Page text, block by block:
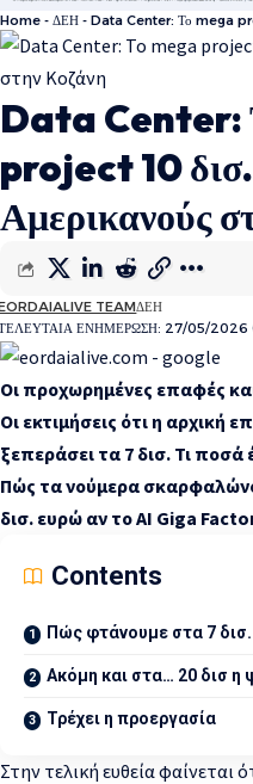
Home - ΔΕΗ - Data Center: Το mega
Data Center:
project 10
Αμερικανούς
ΕΝΗΜΈΡΩΣΗ: 27/05/2026
TEAMΔΕΗ
Οι προχωρημένες επαφές
Οι εκτιμήσεις ότι η αρχική
ξεπεράσει τα 7 δισ. Τι ποσά
Πώς τα νούμερα
δισ. ευρώ αν το AI Giga
Contents
Πώς φτάνουμε στα 7
Ακόμη και στα… 20 δισ η
Τρέχει η προεργασία
Στην τελική ευθεία φαίνεται